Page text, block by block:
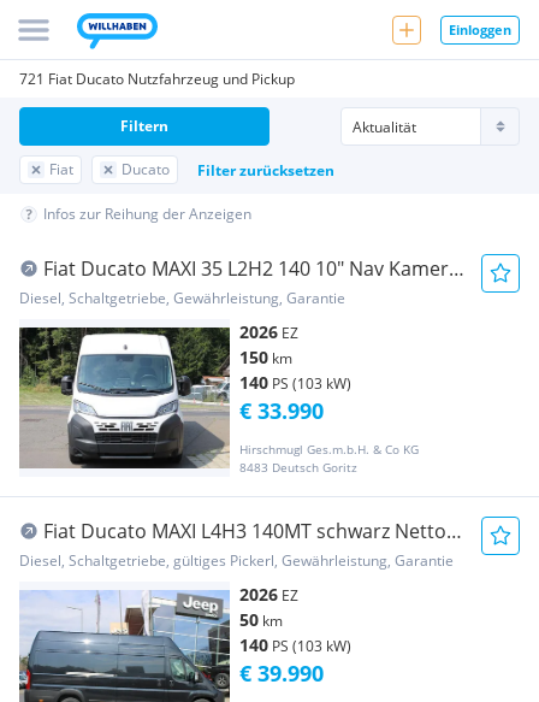
Einloggen
721 Fiat Ducato Nutzfahrzeug und Pickup
Fiat Ducato Filter zurücksetzen
Filtern
Infos zur Reihung der Anzeigen
Fiat Ducato MAXI 35 L2H2 140 10" Nav Kamera
Schwings... Transporter / Kastenwagen
Diesel, Schaltgetriebe, Gewährleistung, Garantie
2026 EZ
150 km
140 PS (103 kW)
Hirschmugl Ges.m.b.H. & Co KG
8483 Deutsch Goritz
€ 33.990
Fiat Ducato MAXI L4H3 140MT schwarz Netto
33325,-- M... Transporter / Kastenwagen
Diesel, Schaltgetriebe, gültiges Pickerl, Gewährleistung, Garantie
2026 EZ
50 km
140 PS (103 kW)
€ 39.990